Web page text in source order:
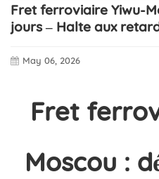
Fret ferroviaire Yiwu-
jours – Halte aux
May 06, 2026
Fret
Moscou :